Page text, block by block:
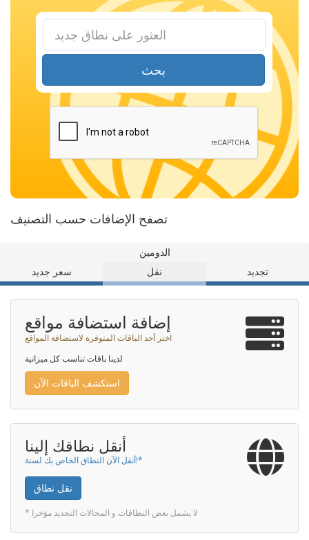
بحث
تصفح الإضافات حسب التصنيف
الدومين
سعر جديد
نقل تجديد
إضافة استضافة مواقع
اختر أحد الباقات المتوفرة لاستضافة المواقع
لدينا باقات تناسب كل ميزانية
استكشف الباقات الآن
أنقل نطاقك إلينا
أنقل الآن النطاق الخاص بك لسنة!*
نقل نطاق
* لا يشمل بعض النطاقات و المجالات التجديد مؤخرا